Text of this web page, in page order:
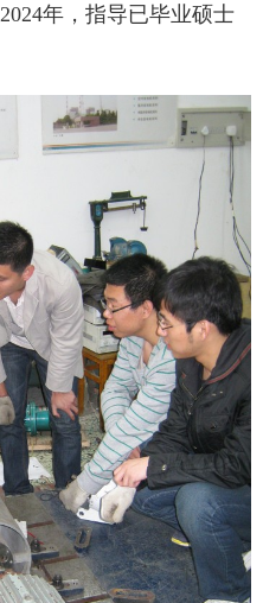
2024年，指导已毕业硕士